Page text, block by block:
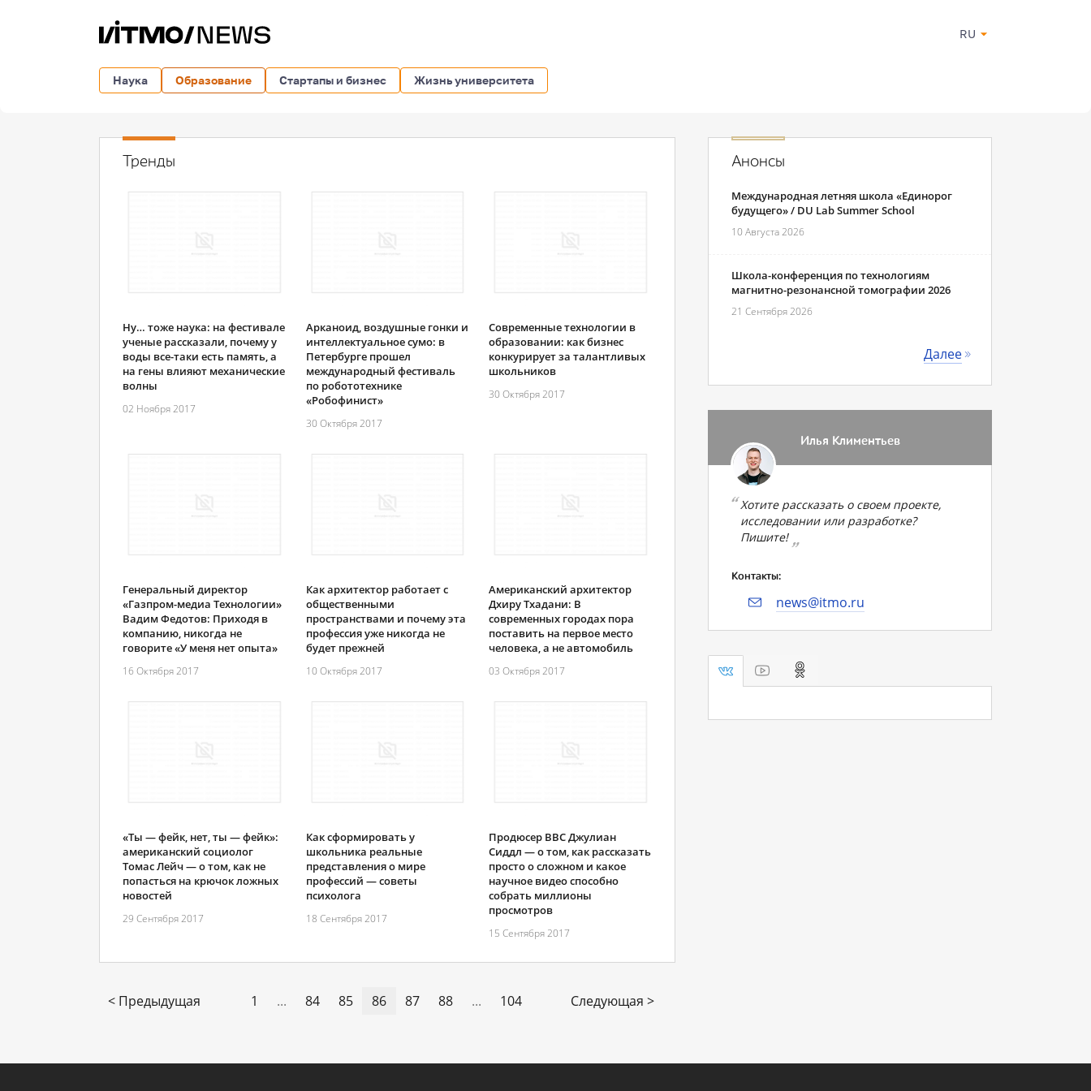
RU
Наука Образование Стартапы и бизнес Жизнь университета
Тренды
Ну… тоже наука: на фестивале
ученые рассказали, почему у
воды все-таки есть память, а
на гены влияют механические
волны
02 Ноября 2017
Арканоид, воздушные гонки и
интеллектуальное сумо: в
Петербурге прошел
международный фестиваль
по робототехнике
«Робофинист»
30 Октября 2017
Современные технологии в
образовании: как бизнес
конкурирует за талантливых
школьников
30 Октября 2017
Генеральный директор
«Газпром-медиа Технологии»
Вадим Федотов: Приходя в
компанию, никогда не
говорите «У меня нет опыта»
16 Октября 2017
Как архитектор работает с
общественными
пространствами и почему эта
профессия уже никогда не
будет прежней
10 Октября 2017
Американский архитектор
Дхиру Тхадани: В
современных городах пора
поставить на первое место
человека, а не автомобиль
03 Октября 2017
«Ты — фейк, нет, ты — фейк»:
американский социолог
Томас Лейч — о том, как не
попасться на крючок ложных
новостей
29 Сентября 2017
Как сформировать у
школьника реальные
представления о мире
профессий — советы
психолога
18 Сентября 2017
Продюсер BBC Джулиан
Сиддл — о том, как рассказать
просто о сложном и какое
научное видео способно
собрать миллионы
просмотров
15 Сентября 2017
< Предыдущая 1 ... 84 85 86 87 88 ... 104 Следующая >
Анонсы
Международная летняя школа «Единорог
будущего» / DU Lab Summer School
10 Августа 2026
Школа-конференция по технологиям
магнитно-резонансной томографии 2026
21 Сентября 2026
Далее
Илья Климентьев
Хотите рассказать о своем проекте,
исследовании или разработке?
Пишите!
Контакты:
news@itmo.ru